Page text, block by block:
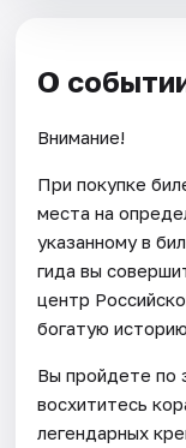
О
Внимание!
При покупке
места на
указанному в
гида вы
центр
богатую
Вы пройдете по
восхититесь
легендарных